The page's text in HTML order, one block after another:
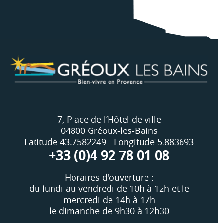
7, Place de l’Hôtel de ville
04800 Gréoux-les-Bains
Latitude 43.7582249 - Longitude 5.883693
+33 (0)4 92 78 01 08
Horaires d'ouverture :
du lundi au vendredi de 10h à 12h et le
mercredi de 14h à 17h
le dimanche de 9h30 à 12h30